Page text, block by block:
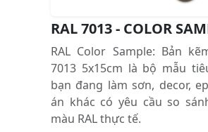
RAL 7013 - COLOR
RAL Color Sample: Bản
7013 5x15cm là bộ mẫu
bạn đang làm sơn, decor,
án khác có yêu cầu so
màu RAL thực tế.